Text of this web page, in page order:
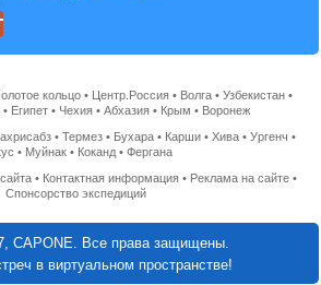
кольцо • Центр.Россия • Волга •Узбекистан •
• Египет• Чехия• Абхазия• Крым • Воронеж
• Термез• Бухара• Карши• Хива• Ургенч •
• Муйнак• Коканд• Фергана
• Контактная информация • Реклама на сайте •
Спонсорство экспедиций
CAPONE. Все права защищены.
в виртуальном пространстве!